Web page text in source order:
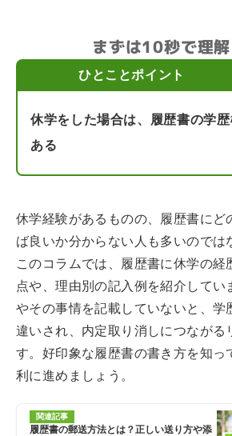
まずは10秒で理解
ひとことポイント
休学をした場合は、履歴書の学
ある
休学経験があるものの、履歴書にど
ば良いか分からない人も多いのでは
このコラムでは、履歴書に休学の経
点や、理由別の記入例を紹介してい
やその事情を記載していないと、学
違いされ、内定取り消しにつながる
す。好印象な履歴書の書き方を知っ
利に進めましょう。
関連記事
履歴書の郵送方法とは？正しい送り方や添